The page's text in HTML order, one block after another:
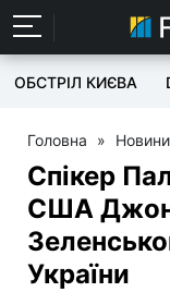
ОБСТРІЛ КИЄВА
Головна » Новини
Спікер
США
України